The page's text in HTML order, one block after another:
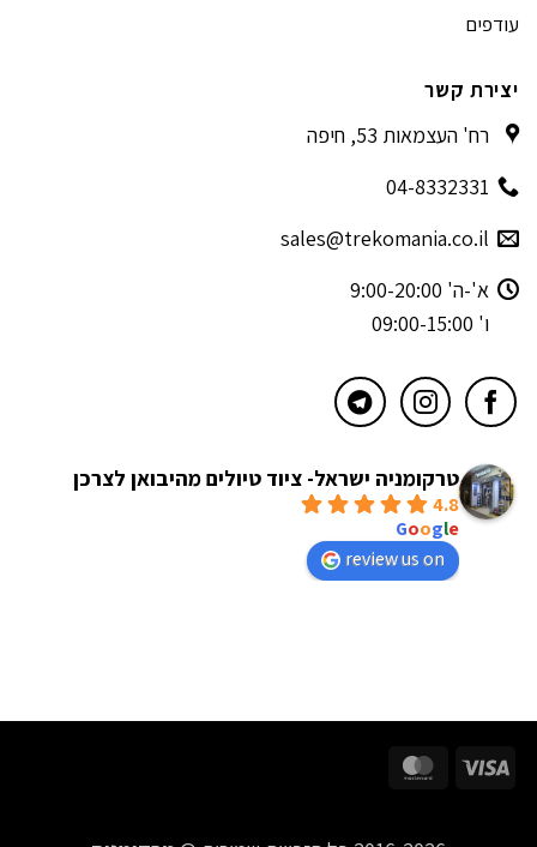
עודפים
יצירת קשר
רח' העצמאות 53, חיפה
04-8332331
sales@trekomania.co.il
א'-ה' 9:00-20:00
ו' 09:00-15:00
טרקומניה ישראל- ציוד טיולים מהיבואן לצרכן
4.8
Google
review us on
Visa